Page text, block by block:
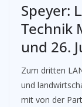
Speyer:
Technik
und 26.
Zum dritten
und
mit von der